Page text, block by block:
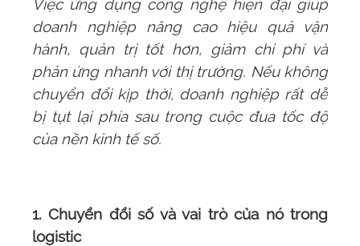
Việc ứng dụng công nghệ hiện đại giúp
doanh nghiệp nâng cao hiệu quả vận
hành, quản trị tốt hơn, giảm chi phí và
phản ứng nhanh với thị trường. Nếu không
chuyển đổi kịp thời, doanh nghiệp rất dễ
bị tụt lại phía sau trong cuộc đua tốc độ
của nền kinh tế số.
1. Chuyển đổi số và vai trò của nó trong
logistic